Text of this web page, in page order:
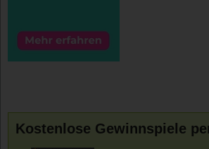
Kostenlose Gewinnspiele